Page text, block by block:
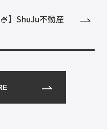
】ShuJu不動産